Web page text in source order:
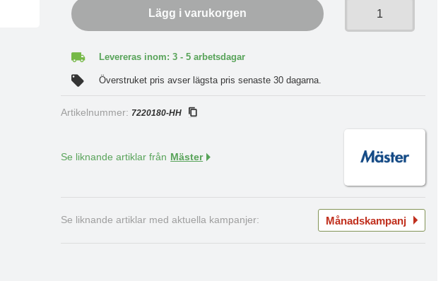
Lägg i varukorgen
Levereras inom: 3 - 5 arbetsdagar
Överstruket pris avser lägsta pris senaste 30 dagarna.
Artikelnummer: 7220180-HH
Se liknande artiklar från Mäster
Se liknande artiklar med aktuella kampanjer: Månadskampanj